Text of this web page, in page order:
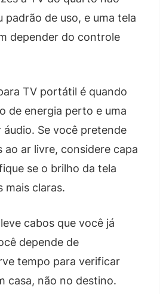
padrão de uso, e uma tela
depender do controle
TV portátil é quando
de energia perto e uma
Se você pretende
ao ar livre, considere capa
se o brilho da tela
mais claras.
cabos que você já
depende de
tempo para verificar
casa, não no destino.